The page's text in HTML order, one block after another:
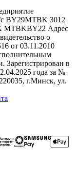
офис 1509
BY29MTBK 3012
MTBKBY22 Адрес
о
от 03.11.2010
Зарегистрирован в
года за №
г.Минск, ул.